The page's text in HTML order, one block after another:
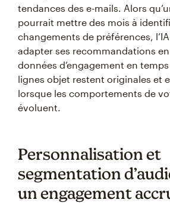
tendances des e-mails. Alors
pourrait mettre des mois à
changements de préférences,
adapter ses recommandations
données d’engagement en
lignes objet restent originales et
lorsque les comportements de
évoluent.
Personnalisation et
segmentation
un engagement